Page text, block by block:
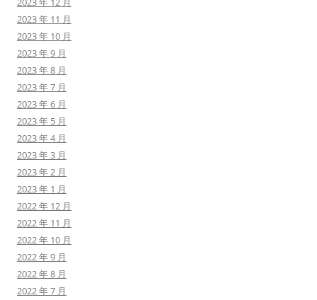
2023 年 11 月
2023 年 10 月
2023 年 9 月
2023 年 8 月
2023 年 7 月
2023 年 6 月
2023 年 5 月
2023 年 4 月
2023 年 3 月
2023 年 2 月
2023 年 1 月
2022 年 12 月
2022 年 11 月
2022 年 10 月
2022 年 9 月
2022 年 8 月
2022 年 7 月